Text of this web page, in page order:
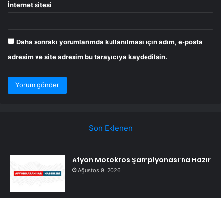
İnternet sitesi
Daha sonraki yorumlarımda kullanılması için adım, e-posta
adresim ve site adresim bu tarayıcıya kaydedilsin.
Son Eklenen
Afyon Motokros Şampiyonası’na Hazır
Ağustos 9, 2026